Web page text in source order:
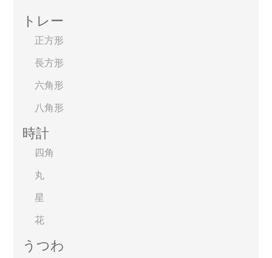
トレー
正方形
長方形
六角形
八角形
時計
四角
丸
星
花
うつわ